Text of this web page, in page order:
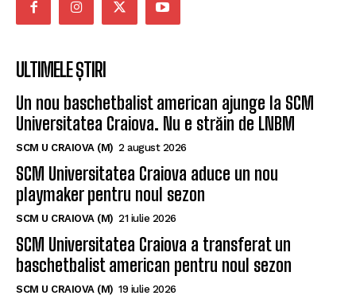
ULTIMELE ȘTIRI
Un nou baschetbalist american ajunge la SCM
Universitatea Craiova. Nu e străin de LNBM
SCM U CRAIOVA (M) 2 august 2026
SCM Universitatea Craiova aduce un nou
playmaker pentru noul sezon
SCM U CRAIOVA (M) 21 iulie 2026
SCM Universitatea Craiova a transferat un
baschetbalist american pentru noul sezon